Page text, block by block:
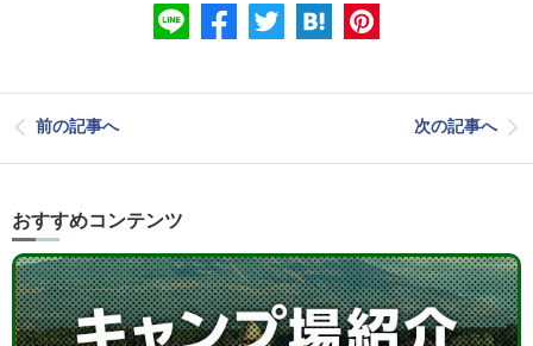
前の記事へ 次の記事へ
おすすめコンテンツ